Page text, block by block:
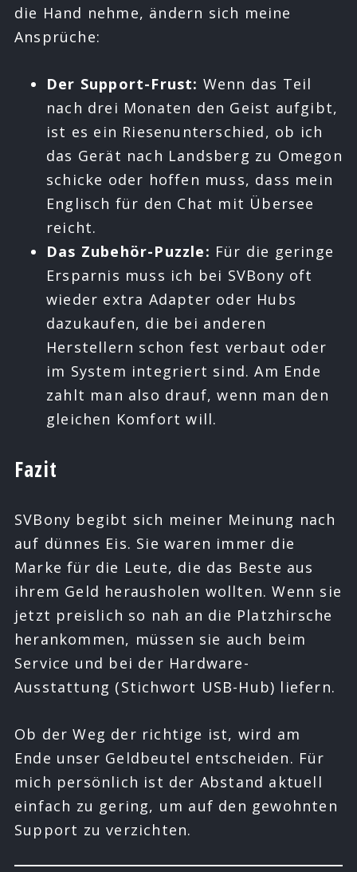
die Hand nehme, ändern sich meine
Ansprüche:
Der Support-Frust: Wenn das Teil
nach drei Monaten den Geist aufgibt,
ist es ein Riesenunterschied, ob ich
das Gerät nach Landsberg zu Omegon
schicke oder hoffen muss, dass mein
Englisch für den Chat mit Übersee
reicht.
Das Zubehör-Puzzle: Für die geringe
Ersparnis muss ich bei SVBony oft
wieder extra Adapter oder Hubs
dazukaufen, die bei anderen
Herstellern schon fest verbaut oder
im System integriert sind. Am Ende
zahlt man also drauf, wenn man den
gleichen Komfort will.
Fazit
SVBony begibt sich meiner Meinung nach
auf dünnes Eis. Sie waren immer die
Marke für die Leute, die das Beste aus
ihrem Geld herausholen wollten. Wenn sie
jetzt preislich so nah an die Platzhirsche
herankommen, müssen sie auch beim
Service und bei der Hardware-
Ausstattung (Stichwort USB-Hub) liefern.
Ob der Weg der richtige ist, wird am
Ende unser Geldbeutel entscheiden. Für
mich persönlich ist der Abstand aktuell
einfach zu gering, um auf den gewohnten
Support zu verzichten.